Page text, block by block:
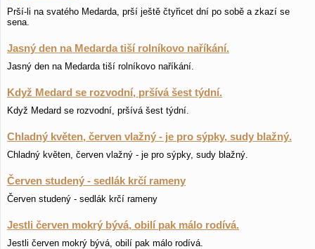
Prší-li na svatého Medarda, prší ještě čtyřicet dní po sobě a zkazí se
sena.
Jasný den na Medarda tiší rolníkovo naříkání.
Jasný den na Medarda tiší rolníkovo naříkání.
Když Medard se rozvodní, pršívá šest týdní.
Když Medard se rozvodní, pršívá šest týdní.
Chladný květen, červen vlažný - je pro sýpky, sudy blažný.
Chladný květen, červen vlažný - je pro sýpky, sudy blažný.
Červen studený - sedlák krčí rameny
Červen studený - sedlák krčí rameny
Jestli červen mokrý bývá, obilí pak málo rodívá.
Jestli červen mokrý bývá, obilí pak málo rodívá.